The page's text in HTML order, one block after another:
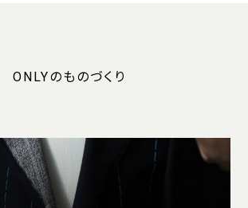
ONLYのものづくり